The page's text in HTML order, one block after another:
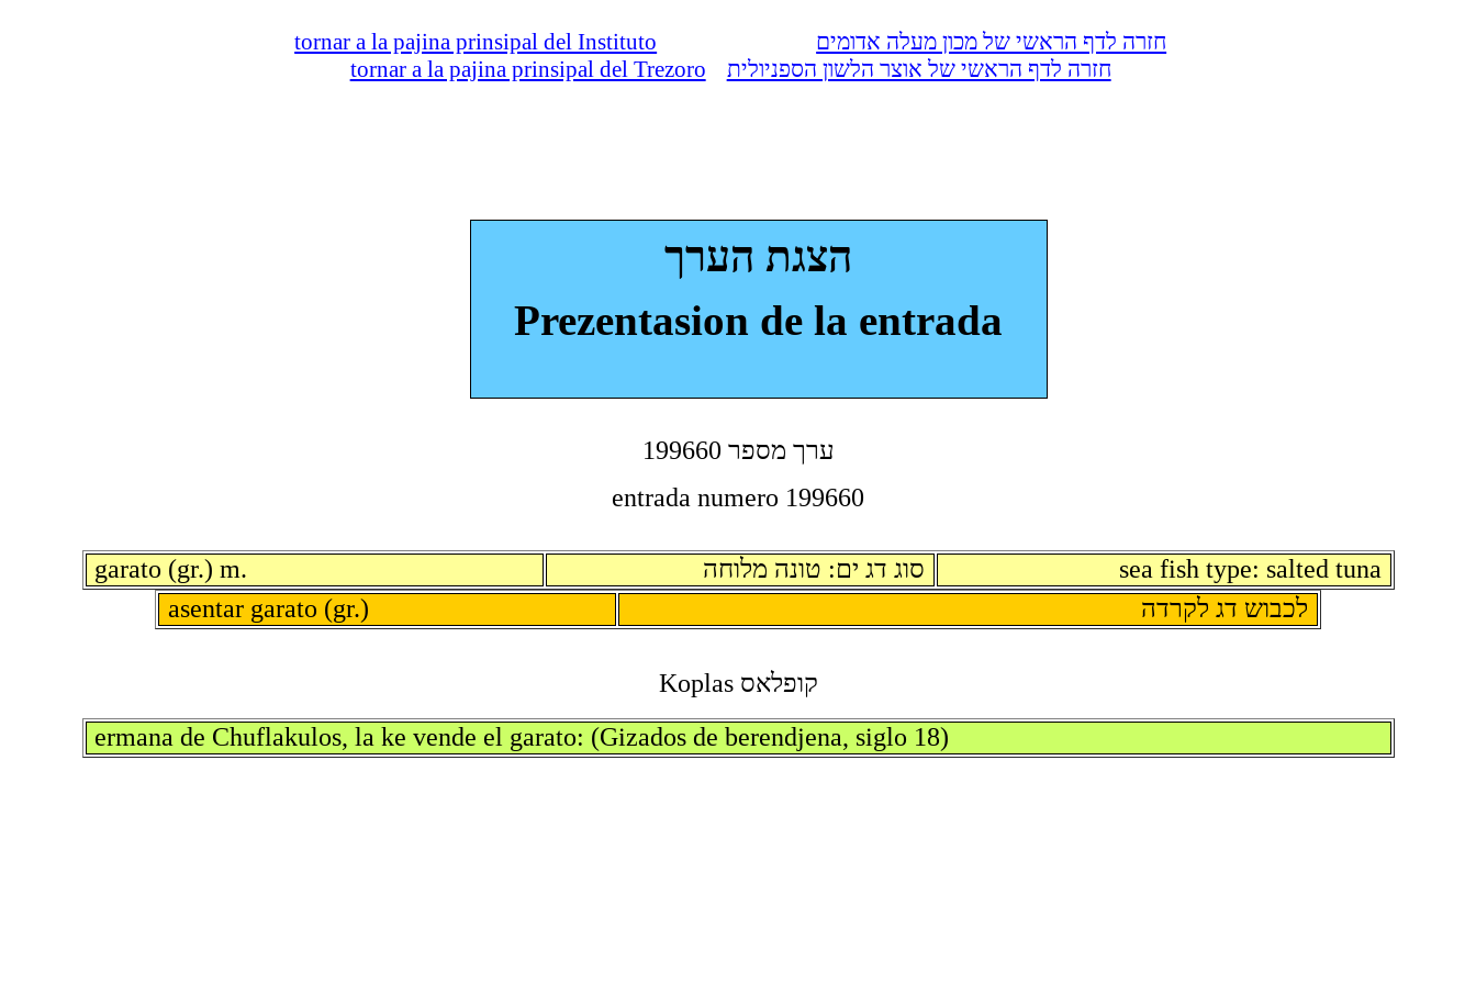
חזרה לדף הראשי של מכון מעלה אדומים
tornar a la pajina prinsipal del Instituto
חזרה לדף הראשי של אוצר הלשון הספניולית
tornar a la pajina prinsipal del Trezoro
הצגת הערך
Prezentasion de la entrada
199660 ערך מספר
entrada numero 199660
garato (gr.) m. סוג דג ים: טונה מלוחה
sea fish type: salted tuna
asentar garato (gr.)
לכבוש דג לקרדה
קופלאס Koplas
ermana de Chuflakulos, la ke vende el garato: (Gizados de berendjena, siglo 18)